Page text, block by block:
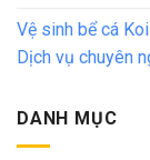
Vệ sinh bể cá
Dịch vụ chuyên
DANH MỤC